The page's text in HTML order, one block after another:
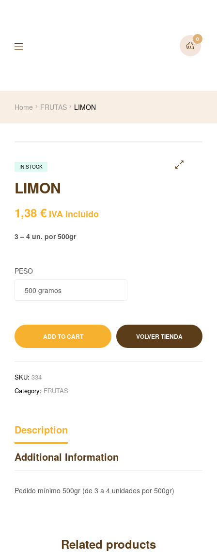
0
Home FRUTAS LIMON
IN STOCK
LIMON
1,38 € IVA incluido
3 – 4 un. por 500gr
PESO
ADD TO CART VOLVER TIENDA
SKU: 334
Category: FRUTAS
Description
Additional Information
Pedido mínimo 500gr (de 3 a 4 unidades por 500gr)
Related products